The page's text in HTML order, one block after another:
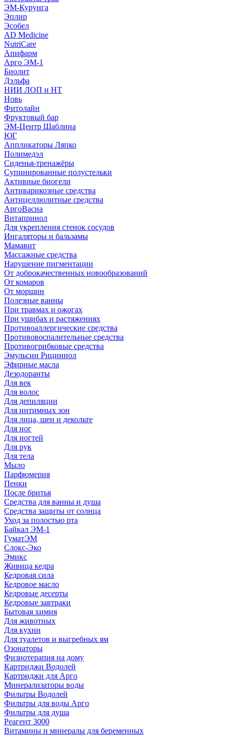
ЭМ-Курунга
Эплир
Эсобел
AD Medicine
NutriCare
Апифарм
Арго ЭМ-1
Биолит
Дэльфа
НИИ ЛОП и НТ
Новь
Фитолайн
Фруктовый бар
ЭМ-Центр Шаблина
ЮГ
Аппликаторы Ляпко
Полимедэл
Сиденья-тренажёры
Супинированные полустельки
Активные биогели
Антиварикозные средства
Антицеллюлитные средства
АргоВасна
Витапринол
Для укрепления стенок сосудов
Ингаляторы и бальзамы
Мамавит
Массажные средства
Нарушение пигментации
От доброкачественных новообразований
От комаров
От морщин
Полезные ванны
При травмах и ожогах
При ушибах и растяжениях
Противоаллергические средства
Противовоспалительные средства
Противогрибковые средства
Эмульсии Рициниол
Эфирные масла
Дезодоранты
Для век
Для волос
Для депиляции
Для интимных зон
Для лица, шеи и декольте
Для ног
Для ногтей
Для рук
Для тела
Мыло
Парфюмерия
Пенки
После бритья
Средства для ванны и душа
Средства защиты от солнца
Уход за полостью рта
Байкал ЭМ-1
ГуматЭМ
Слокс-Эко
Эмикс
Живица кедра
Кедровая сила
Кедровое масло
Кедровые десерты
Кедровые завтраки
Бытовая химия
Для животных
Для кухни
Для туалетов и выгребных ям
Озонаторы
Физиотерапия на дому
Картриджи Водолей
Картриджи для Арго
Минерализаторы воды
Фильтры Водолей
Фильтры для воды Арго
Фильтры для душа
Реагент 3000
Витамины и минералы для беременных